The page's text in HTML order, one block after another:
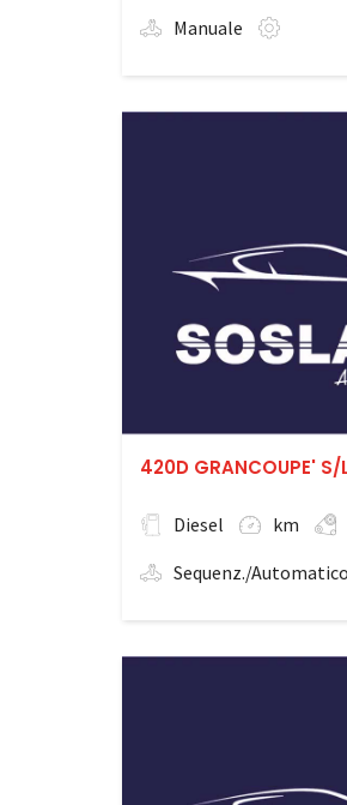
Manuale
420D GRANCOUPE' S/
Diesel km
Sequenz./Automatico